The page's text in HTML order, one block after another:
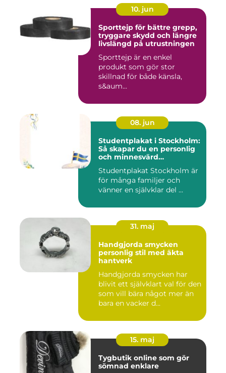
10. jun
Sporttejp för bättre grepp,
tryggare skydd och längre
livslängd på utrustningen
Sporttejp är en enkel
produkt som gör stor
skillnad för både känsla,
s&aum...
08. jun
Studentplakat i Stockholm:
Så skapar du en personlig
och minnesvärd
Studentplakat Stockholm är
för många familjer och
vänner en självklar del ...
31. maj
Handgjorda smycken
personlig stil med äkta
hantverk
Handgjorda smycken har
blivit ett självklart val för den
som vill bära något mer än
bara en vacker d...
15. maj
Tygbutik online som gör
sömnad enklare